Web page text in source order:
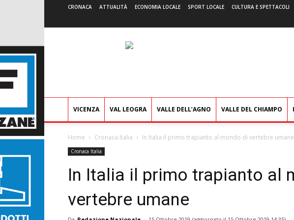
CRONACA ATTUALITÀ ECONOMIA LOCALE SPORT LOCALE CULTURA E SPETTACOLI
VICENZA VAL LEOGRA VALLE DELL’AGNO VALLE DEL CHIAMPO
Home Cronaca Italia In Italia il primo trapianto al mondo di vertebre umane
Cronaca Italia
In Italia il primo trapianto al
vertebre umane